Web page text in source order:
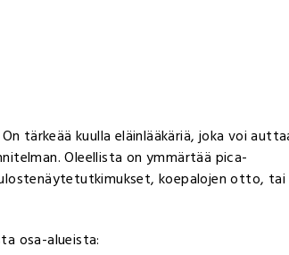
tärkeää kuulla eläinlääkäriä, joka voi
Oleellista on ymmärtää pica-
koepalojen otto, tai
osa-alueista: